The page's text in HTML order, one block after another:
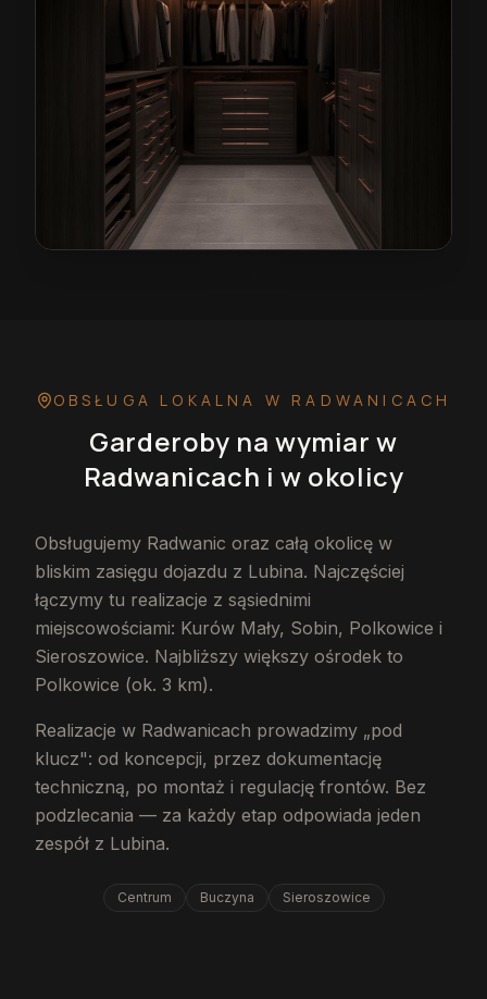
OBSŁUGA LOKALNA W RADWANICACH
Garderoby na wymiar w
Radwanicach i w okolicy
Obsługujemy Radwanic oraz całą okolicę w
bliskim zasięgu dojazdu z Lubina. Najczęściej
łączymy tu realizacje z sąsiednimi
miejscowościami: Kurów Mały, Sobin, Polkowice i
Sieroszowice. Najbliższy większy ośrodek to
Polkowice (ok. 3 km).
Realizacje w Radwanicach prowadzimy „pod
klucz": od koncepcji, przez dokumentację
techniczną, po montaż i regulację frontów. Bez
podzlecania — za każdy etap odpowiada jeden
zespół z Lubina.
Centrum Buczyna Sieroszowice